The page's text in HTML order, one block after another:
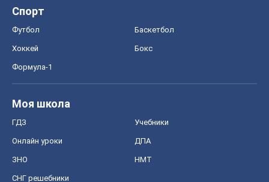
Спорт
Футбол Баскетбол
Хоккей Бокс
Формула-1
Моя школа
ГДЗ Учебники
Онлайн уроки ДПА
ЗНО НМТ
СНГ решебники